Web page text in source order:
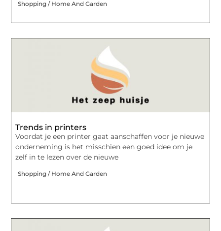
Shopping / Home And Garden
Trends in printers
Voordat je een printer gaat aanschaffen voor je nieuwe
onderneming is het misschien een goed idee om je
zelf in te lezen over de nieuwe
Shopping / Home And Garden